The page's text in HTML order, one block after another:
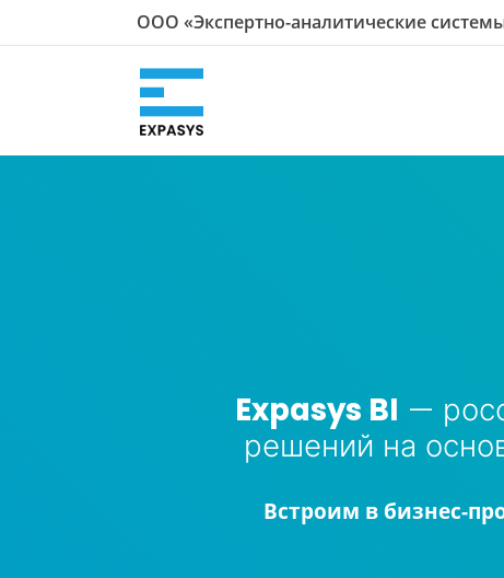
ООО «Экспертно-аналитические
Expasys BI —
решений на
Встроим в бизнес-